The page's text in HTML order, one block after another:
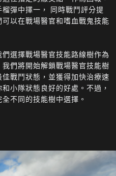
彈中擇一， 同時戰鬥評分提
以在戰場醫官和嗜血戰鬼技能
選擇戰場醫官技能路線樹作為
們將開始解鎖戰場醫官技能樹
戰鬥狀態，並獲得加快治療速
小隊狀態良好的好處。不過，
不同的技能樹中選擇。